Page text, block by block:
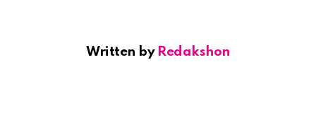
Written by Redakshon